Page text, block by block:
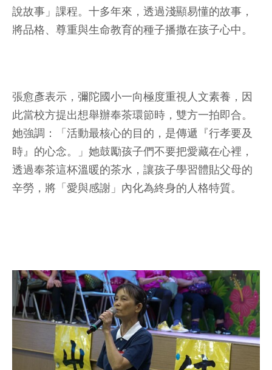
說故事」課程。十多年來，透過淺顯易懂的故事，
將品格、尊重與生命教育的種子播撒在孩子心中。
張愈彥表示，彌陀國小一向極度重視人文素養，因
此當校方提出想舉辦奉茶環節時，雙方一拍即合。
她強調：「活動最核心的目的，是傳遞『行孝要及
時』的心念。」她鼓勵孩子們不要把愛藏在心裡，
透過奉茶這杯溫暖的茶水，讓孩子學習體貼父母的
辛勞，將「愛與感謝」內化為終身的人格特質。